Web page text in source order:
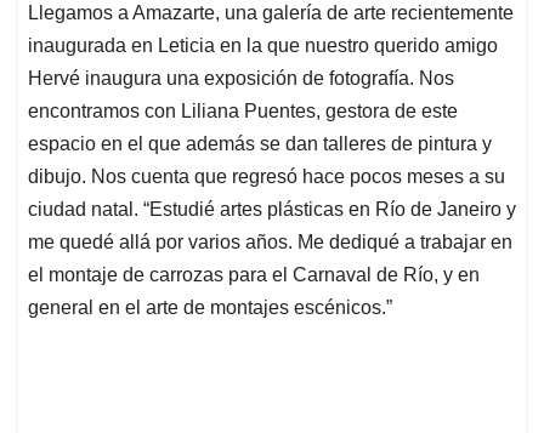
s
A
p
p
b
o
o
k
e
d
I
n
l
a
d
s
Llegamos a Amazarte, una galería de arte recientemente
inaugurada en Leticia en la que nuestro querido amigo
Hervé inaugura una exposición de fotografía. Nos
encontramos con Liliana Puentes, gestora de este
espacio en el que además se dan talleres de pintura y
dibujo. Nos cuenta que regresó hace pocos meses a su
ciudad natal. “Estudié artes plásticas en Río de Janeiro y
me quedé allá por varios años. Me dediqué a trabajar en
el montaje de carrozas para el Carnaval de Río, y en
general en el arte de montajes escénicos.”